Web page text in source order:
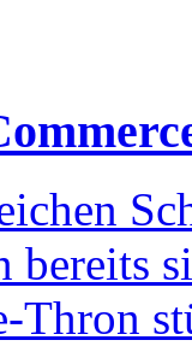
bereits
Thron